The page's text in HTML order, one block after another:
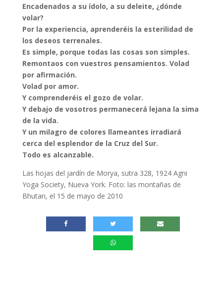
Encadenados a su ídolo, a su deleite, ¿dónde
volar?
Por la experiencia, aprenderéis la esterilidad de
los deseos terrenales.
Es simple, porque todas las cosas son simples.
Remontaos con vuestros pensamientos. Volad
por afirmación.
Volad por amor.
Y comprenderéis el gozo de volar.
Y debajo de vosotros permanecerá lejana la sima
de la vida.
Y un milagro de colores llameantes irradiará
cerca del esplendor de la Cruz del Sur.
Todo es alcanzable.
Las hojas del jardín de Morya, sutra 328, 1924 Agni
Yoga Society, Nueva York. Foto: las montañas de
Bhutan, el 15 de mayo de 2010